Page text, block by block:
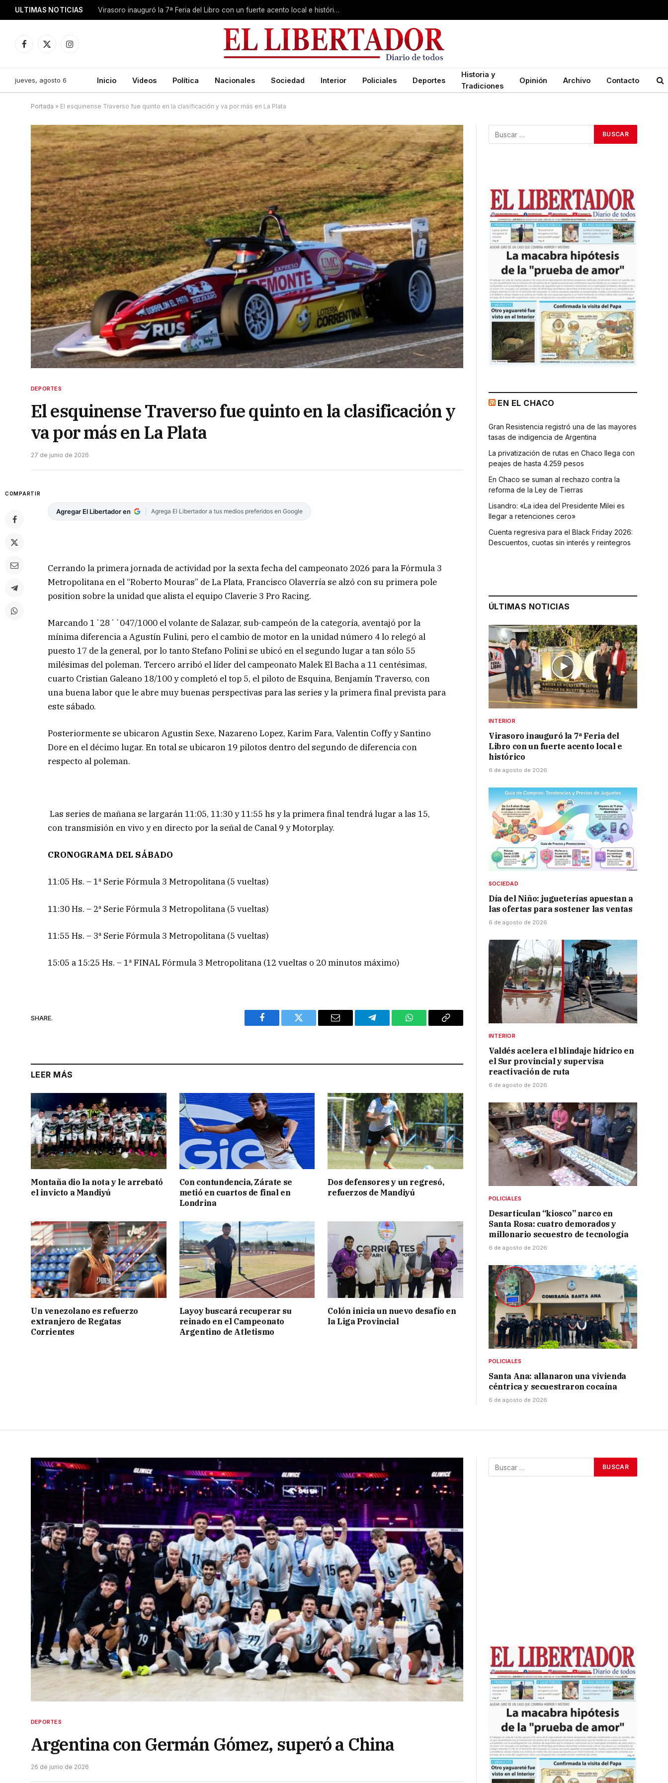
ULTIMAS NOTICIAS Virasoro inauguró la 7ª Feria del Libro con un fuerte acento local e histórico
Facebook
X
Instagram
jueves, agosto 6 Inicio Videos Política Nacionales Sociedad Interior Policiales Deportes
Historia y
Tradiciones
Opinión Archivo Contacto
Portada » El esquinense Traverso fue quinto en la clasificación y va por más en La Plata
DEPORTES
El esquinense Traverso fue quinto en la clasificación y
va por más en La Plata
27 de junio de 2026
COMPARTIR
Agregar El Libertador en Agrega El Libertador a tus medios preferidos en Google
Cerrando la primera jornada de actividad por la sexta fecha del campeonato 2026 para la Fórmula 3
Metropolitana en el “Roberto Mouras” de La Plata, Francisco Olaverría se alzó con su primera pole
position sobre la unidad que alista el equipo Claverie 3 Pro Racing.
Marcando 1´28´´047/1000 el volante de Salazar, sub-campeón de la categoría, aventajó por la
mínima diferencia a Agustín Fulini, pero el cambio de motor en la unidad número 4 lo relegó al
puesto 17 de la general, por lo tanto Stefano Polini se ubicó en el segundo lugar a tan sólo 55
milésimas del poleman. Tercero arribó el líder del campeonato Malek El Bacha a 11 centésimas,
cuarto Cristian Galeano 18/100 y completó el top 5, el piloto de Esquina, Benjamín Traverso, con
una buena labor que le abre muy buenas perspectivas para las series y la primera final prevista para
este sábado.
Posteriormente se ubicaron Agustin Sexe, Nazareno Lopez, Karim Fara, Valentin Coffy y Santino
Dore en el décimo lugar. En total se ubicaron 19 pilotos dentro del segundo de diferencia con
respecto al poleman.
Las series de mañana se largarán 11:05, 11:30 y 11:55 hs y la primera final tendrá lugar a las 15,
con transmisión en vivo y en directo por la señal de Canal 9 y Motorplay.
CRONOGRAMA DEL SÁBADO
11:05 Hs. – 1ª Serie Fórmula 3 Metropolitana (5 vueltas)
11:30 Hs. – 2ª Serie Fórmula 3 Metropolitana (5 vueltas)
11:55 Hs. – 3ª Serie Fórmula 3 Metropolitana (5 vueltas)
15:05 a 15:25 Hs. – 1ª FINAL Fórmula 3 Metropolitana (12 vueltas o 20 minutos máximo)
SHARE.
Facebook Twitter Email Telegram WhatsAppCopy
LEER MÁS
Montaña dio la nota y le arrebató
el invicto a Mandiyú
Con contundencia, Zárate se
metió en cuartos de final en
Londrina
Dos defensores y un regresó,
refuerzos de Mandiyú
Un venezolano es refuerzo
extranjero de Regatas
Corrientes
Layoy buscará recuperar su
reinado en el Campeonato
Argentino de Atletismo
Colón inicia un nuevo desafío en
la Liga Provincial
EN EL CHACO
Gran Resistencia registró una de las mayores
tasas de indigencia de Argentina
La privatización de rutas en Chaco llega con
peajes de hasta 4.259 pesos
En Chaco se suman al rechazo contra la
reforma de la Ley de Tierras
Lisandro: «La idea del Presidente Milei es
llegar a retenciones cero»
Cuenta regresiva para el Black Friday 2026:
Descuentos, cuotas sin interés y reintegros
ÚLTIMAS NOTICIAS
INTERIOR
Virasoro inauguró la 7ª Feria del
Libro con un fuerte acento local e
histórico
6 de agosto de 2026
SOCIEDAD
Día del Niño: jugueterías apuestan a
las ofertas para sostener las ventas
6 de agosto de 2026
INTERIOR
Valdés acelera el blindaje hídrico en
el Sur provincial y supervisa
reactivación de ruta
6 de agosto de 2026
POLICIALES
Desarticulan “kiosco” narco en
Santa Rosa: cuatro demorados y
millonario secuestro de tecnología
6 de agosto de 2026
POLICIALES
Santa Ana: allanaron una vivienda
céntrica y secuestraron cocaína
6 de agosto de 2026
DEPORTES
Argentina con Germán Gómez, superó a China
26 de junio de 2026